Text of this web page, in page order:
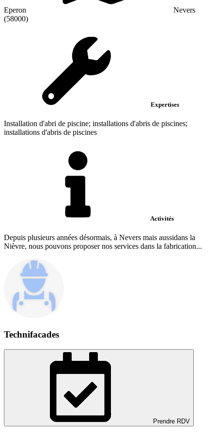
Eperon
Nevers
(58000)
Expertises
Installation d'abri de piscine; installations d'abris de piscines;
installations d'abris de piscines
Activités
Depuis plusieurs années désormais, à Nevers mais aussidans la
Nièvre, nous pouvons proposer nos services dans la fabrication...
Technifacades
Prendre RDV